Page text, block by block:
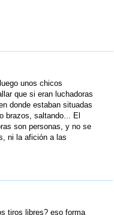
unos chicos
que si eran luchadoras
donde estaban situadas
brazos, saltando... El
son personas, y no se
ni la afición a las
tiros libres? eso forma